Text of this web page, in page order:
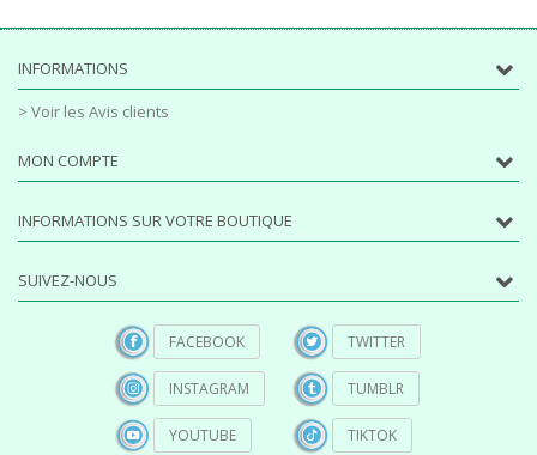
INFORMATIONS
> Voir les Avis clients
MON COMPTE
INFORMATIONS SUR VOTRE BOUTIQUE
SUIVEZ-NOUS
FACEBOOK
INSTAGRAM
YOUTUBE
TWITTER
TUMBLR
TIKTOK